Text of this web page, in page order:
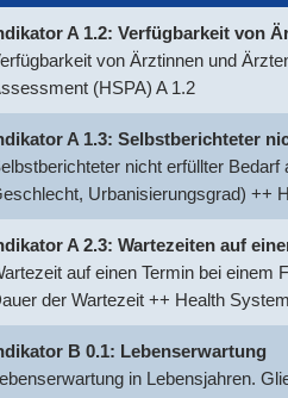
A 1.2: Verfügbarkeit von
von Ärztinnen und
(HSPA) A 1.2
A 1.3: Selbstberichteter
nicht erfüllter
Urbanisierungsgrad) ++
A 2.3: Wartezeiten auf
auf einen Termin bei einem
der Wartezeit ++ Health
B 0.1: Lebenserwartung
in Lebensjahren.